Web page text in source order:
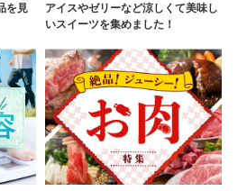
を見
アイスやゼリーなど涼しくて美味し
いスイーツを集めました！